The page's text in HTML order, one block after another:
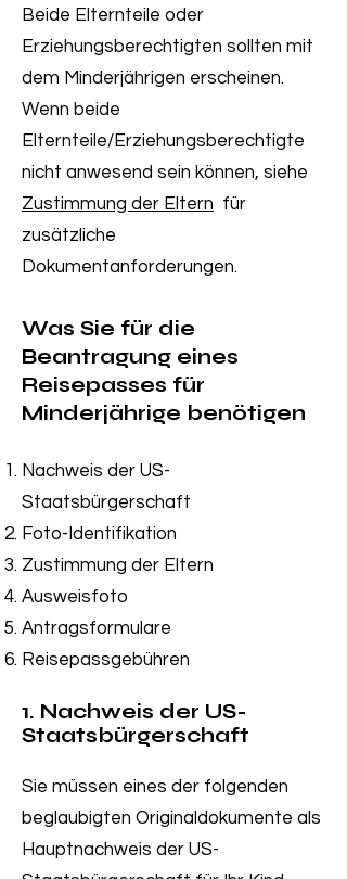
Beide Elternteile oder
Erziehungsberechtigten sollten mit
dem Minderjährigen erscheinen.
Wenn beide
Elternteile/Erziehungsberechtigte
nicht anwesend sein können, siehe
Zustimmung der Eltern für
zusätzliche
Dokumentanforderungen.
Was Sie für die
Beantragung eines
Reisepasses für
Minderjährige benötigen
Nachweis der US-
Staatsbürgerschaft
Foto-Identifikation
Zustimmung der Eltern
Ausweisfoto
Antragsformulare
Reisepassgebühren
1. Nachweis der US-
Staatsbürgerschaft
Sie müssen eines der folgenden
beglaubigten Originaldokumente als
Hauptnachweis der US-